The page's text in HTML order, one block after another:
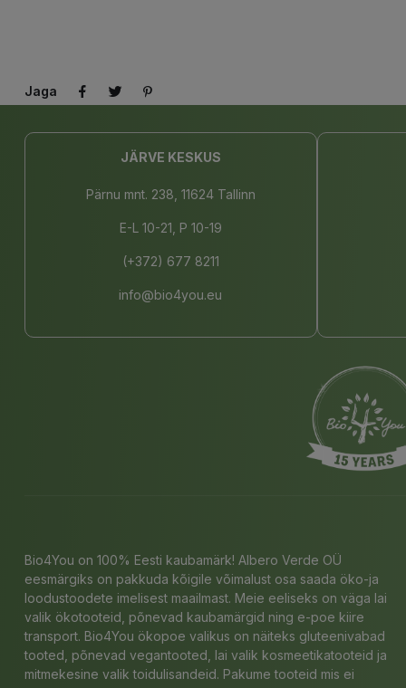
Jaga
JÄRVE KESKUS
Pärnu mnt. 238, 11624 Tallinn
E-L 10-21, P 10-19
(+372) 677 8211
info@bio4you.eu
Bio4You on 100% Eesti kaubamärk! Albero Verde OÜ
eesmärgiks on pakkuda kõigile võimalust osa saada öko-ja
loodustoodete imelisest maailmast. Meie eeliseks on väga lai
valik ökotooteid, põnevad kaubamärgid ning e-poe kiire
transport. Bio4You ökopoe valikus on näiteks gluteenivabad
tooted, põnevad vegantooted, lai valik kosmeetikatooteid ja
mitmekesine valik toidulisandeid. Pakume tooteid mis ei